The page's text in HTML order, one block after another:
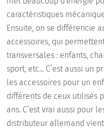
caractéristiques
Ensuite, on se différencie
accessoires, qui
transversales : enfants,
sport, etc... C’est aussi un
les accessoires pour un
différents de ceux utilisés
ans. C’est vrai aussi pour
distributeur allemand